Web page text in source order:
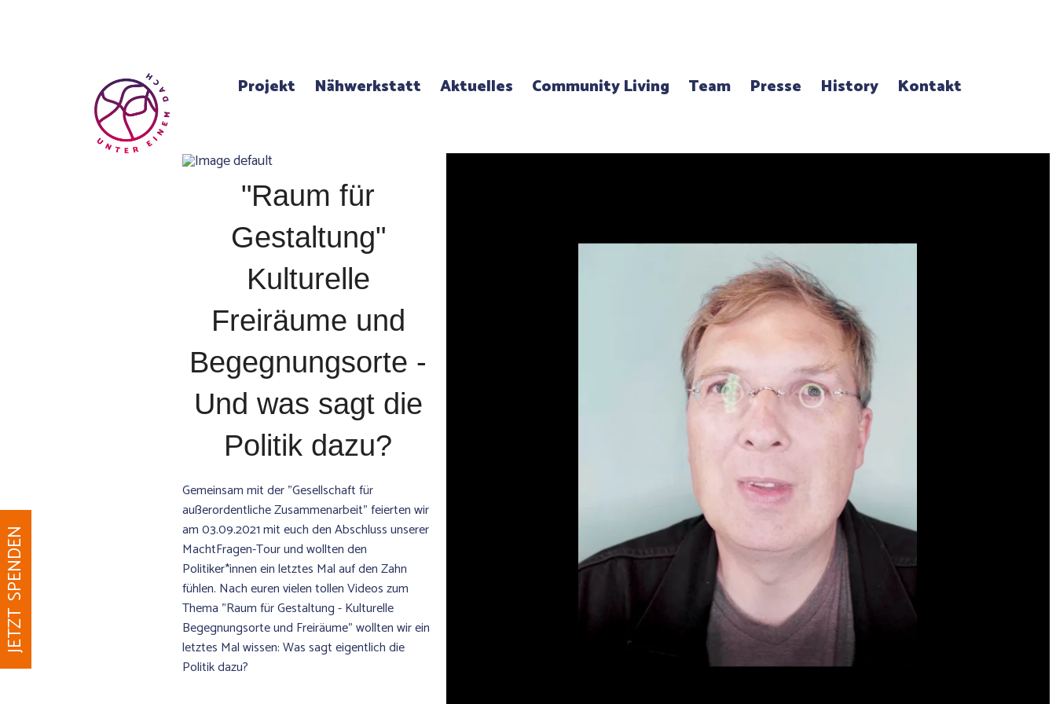
Projekt Nähwerkstatt Aktuelles Community Living Team Presse History Kontakt
"Raum für
Gestaltung"
Kulturelle
Freiräume und
Begegnungsorte -
Und was sagt die
Politik dazu?
Gemeinsam mit der "Gesellschaft für
außerordentliche Zusammenarbeit" feierten wir
am 03.09.2021 mit euch den Abschluss unserer
MachtFragen-Tour und wollten den
Politiker*innen ein letztes Mal auf den Zahn
fühlen. Nach euren vielen tollen Videos zum
Thema "Raum für Gestaltung - Kulturelle
Begegnungsorte und Freiräume" wollten wir ein
letztes Mal wissen: Was sagt eigentlich die
Politik dazu?
JETZT SPENDEN